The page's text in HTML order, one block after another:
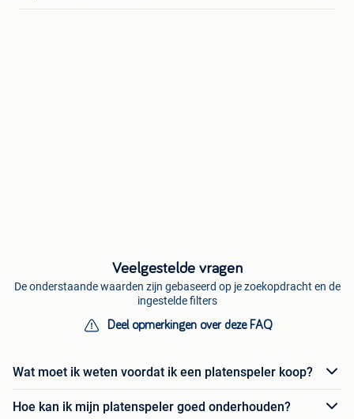
Veelgestelde vragen
De onderstaande waarden zijn gebaseerd op je zoekopdracht en de
ingestelde filters
Deel opmerkingen over deze FAQ
Wat moet ik weten voordat ik een platenspeler koop?
Hoe kan ik mijn platenspeler goed onderhouden?